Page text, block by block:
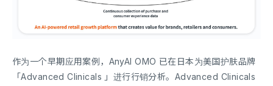
作为一个早期应用案例，AnyAI OMO 已在日本为美国护肤品牌
「Advanced Clinicals 」进行行销分析。Advanced Clinicals